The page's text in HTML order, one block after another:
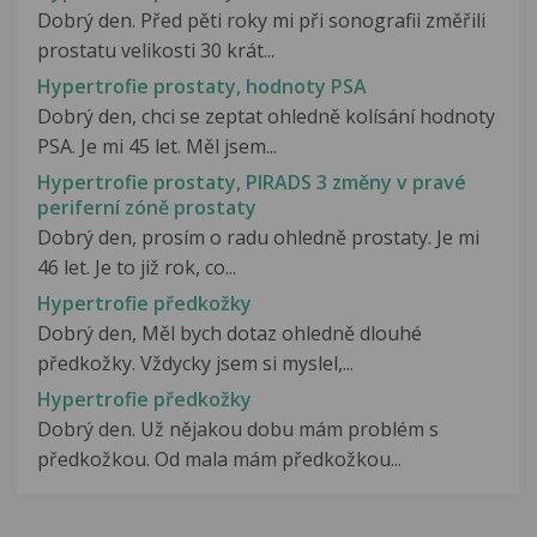
Dobrý den. Před pěti roky mi při sonografii změřili
prostatu velikosti 30 krát...
Hypertrofie prostaty, hodnoty PSA
Dobrý den, chci se zeptat ohledně kolísání hodnoty
PSA. Je mi 45 let. Měl jsem...
Hypertrofie prostaty, PIRADS 3 změny v pravé
periferní zóně prostaty
Dobrý den, prosím o radu ohledně prostaty. Je mi
46 let. Je to již rok, co...
Hypertrofie předkožky
Dobrý den, Měl bych dotaz ohledně dlouhé
předkožky. Vždycky jsem si myslel,...
Hypertrofie předkožky
Dobrý den. Už nějakou dobu mám problém s
předkožkou. Od mala mám předkožkou...